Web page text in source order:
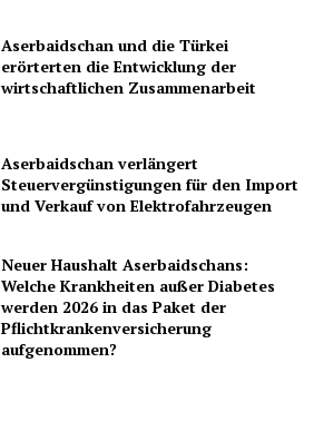
Aserbaidschan und die Türkei
erörterten die Entwicklung der
wirtschaftlichen Zusammenarbeit
Aserbaidschan verlängert
Steuervergünstigungen für den Import
und Verkauf von Elektrofahrzeugen
Neuer Haushalt Aserbaidschans:
Welche Krankheiten außer Diabetes
werden 2026 in das Paket der
Pflichtkrankenversicherung
aufgenommen?